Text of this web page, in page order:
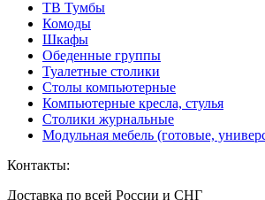
ТВ Тумбы
Комоды
Шкафы
Обеденные группы
Туалетные столики
Столы компьютерные
Компьютерные кресла, стулья
Столики журнальные
Модульная мебель (готовые,
Контакты:
Доставка по всей России и СНГ